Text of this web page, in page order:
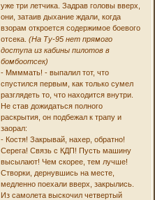
уже три летчика. Задрав головы вверх,
они, затаив дыхание ждали, когда
взорам откроется содержимое боевого
отсека. (На Ту-95 нет прямого
доступа из кабины пилотов в
бомбоотсек)
- Ммммать! - выпалил тот, что
спустился первым, как только сумел
разглядеть то, что находится внутри.
Не став дожидаться полного
раскрытия, он подбежал к трапу и
заорал:
- Костя! Закрывай, нахер, обратно!
Серега! Связь с КДП! Пусть машину
высылают! Чем скорее, тем лучше!
Створки, дернувшись на месте,
медленно поехали вверх, закрылись.
Из самолета выскочил четвертый